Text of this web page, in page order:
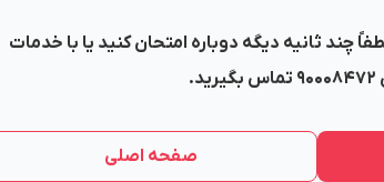
چند ثانیه دیگه دوباره امتحان کنید یا با خدمات
۹۰۰۰۸۴۷۲ تماس بگیرید.
صفحه اصلی